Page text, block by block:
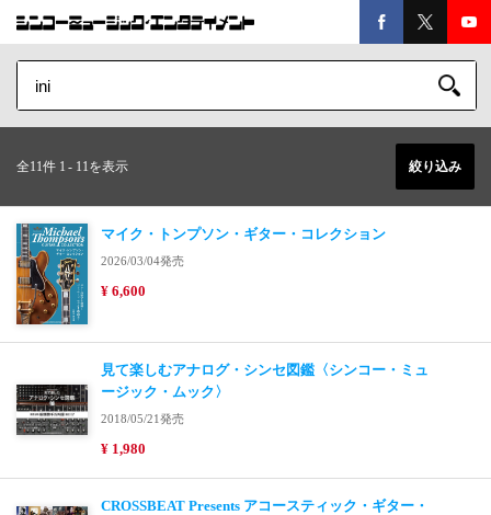
全11件 1 - 11を表示 絞り込み
マイク・トンプソン・ギター・コレクション
2026/03/04発売
¥ 6,600
見て楽しむアナログ・シンセ図鑑〈シンコー・ミュ
ージック・ムック〉
2018/05/21発売
¥ 1,980
CROSSBEAT Presents アコースティック・ギター・